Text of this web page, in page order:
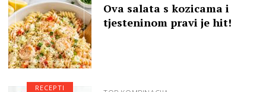
Ova salata s kozicama i
tjesteninom pravi je hit!
RECEPTI